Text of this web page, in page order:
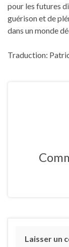
pour les futures
guérison et de
dans un monde
Traduction:
Laisser un